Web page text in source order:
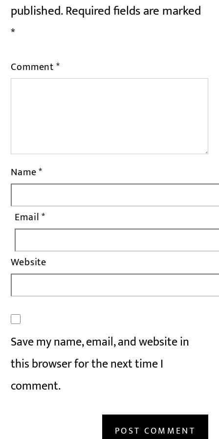
published.Required fields are marked
*
Comment*
Name*
Email*
Website
Save my name, email, and website in
this browser for the next time I
comment.